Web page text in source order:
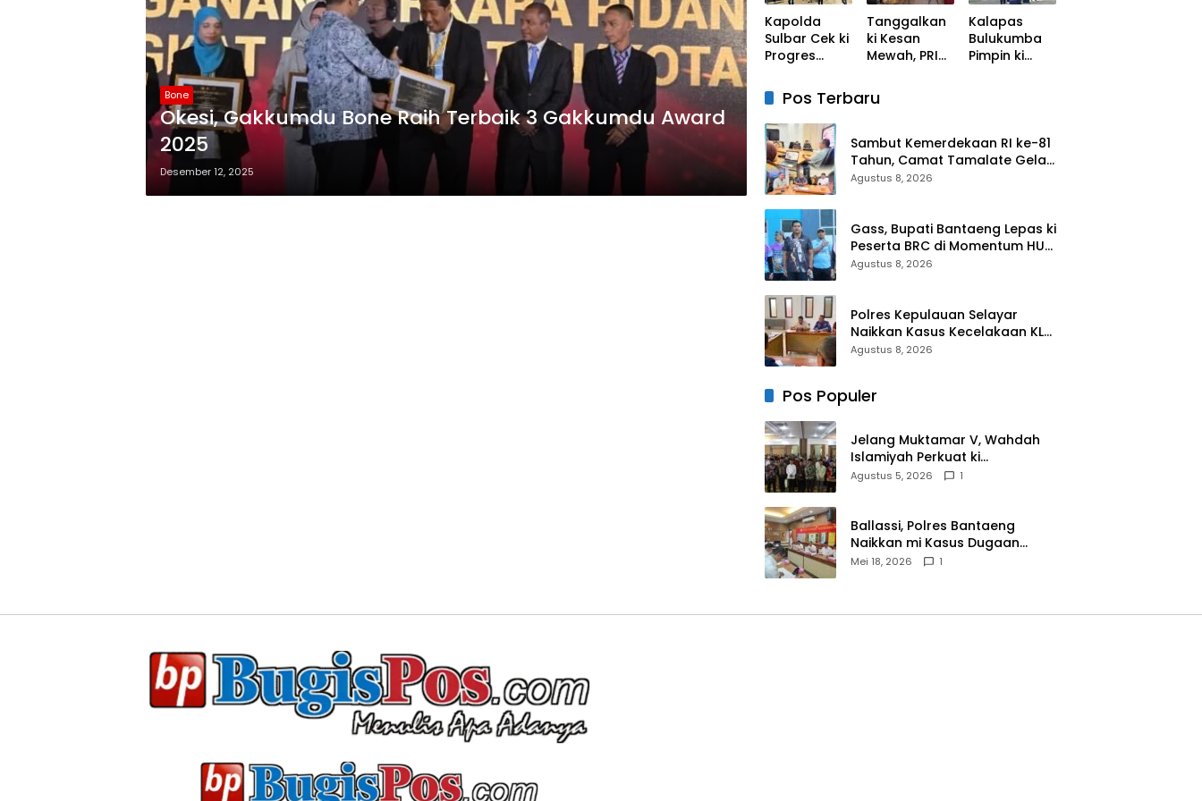
Bone
Okesi, Gakkumdu Bone Raih Terbaik 3 Gakkumdu Award
2025
Desember 12, 2025
Rakor
Salsa ke
Tahap
Penyidikan
Kapolda
Sulbar Cek ki
Progres
Mamasa
Tanggalkan
ki Kesan
Mewah, PRI
Pasar Rakyat
Rayakan HUT
Ke-1
Kalapas
Bulukumba
Pimpin ki
Pos Terbaru
Sambut Kemerdekaan RI ke-81
Tahun, Camat Tamalate Gelar
ki Rakor
Agustus 8, 2026
Gass, Bupati Bantaeng Lepas ki
Peserta BRC di Momentum HUT
ke-10
Agustus 8, 2026
Polres Kepulauan Selayar
Naikkan Kasus Kecelakaan KLM
Nurul Salsa ke Tahap
Agustus 8, 2026
Pos Populer
Jelang Muktamar V, Wahdah
Islamiyah Perkuat ki
Wasathiyah dan Kebangsaan
Agustus 5, 2026 1
Ballassi, Polres Bantaeng
Naikkan mi Kasus Dugaan
Korupsi PDAM ke Penyidikan
Mei 18, 2026 1